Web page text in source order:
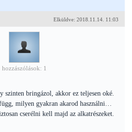
Elküldve: 2018.11.14. 11:03
hozzászólások: 1
szinten bringázol, akkor ez teljesen oké.
milyen gyakran akarod használni…
cserélni kell majd az alkatrészeket.